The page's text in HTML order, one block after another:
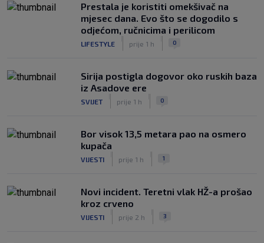
Prestala je koristiti omekšivač na
mjesec dana. Evo što se dogodilo s
odjećom, ručnicima i perilicom
LIFESTYLE prije 1 h 0
Sirija postigla dogovor oko ruskih baza
iz Asadove ere
SVIJET prije 1 h 0
Bor visok 13,5 metara pao na osmero
kupača
VIJESTI prije 1 h 1
Novi incident. Teretni vlak HŽ-a prošao
kroz crveno
VIJESTI prije 2 h 3